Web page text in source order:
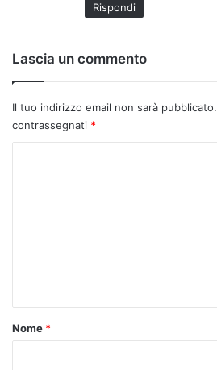
Rispondi
Lascia un commento
Il tuo indirizzo email non sarà pubblicato.
contrassegnati *
o
Nome *